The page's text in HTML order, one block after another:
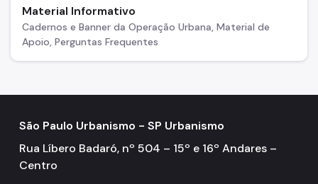
Material Informativo
Cadernos e Banner da Operação Urbana, Material de
Apoio, Perguntas Frequentes
São Paulo Urbanismo - SP Urbanismo
Rua Líbero Badaró, nº 504 – 15º e 16º Andares –
Centro